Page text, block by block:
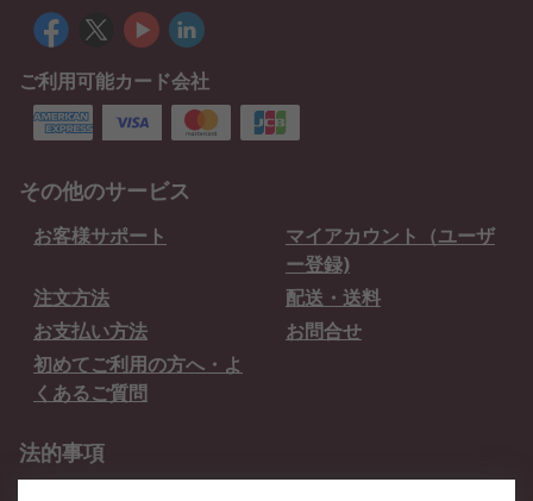
ご利用可能カード会社
その他のサービス
お客様サポート
マイアカウント（ユーザ
ー登録)
注文方法
配送・送料
お支払い方法
お問合せ
初めてご利用の方へ・よ
くあるご質問
法的事項